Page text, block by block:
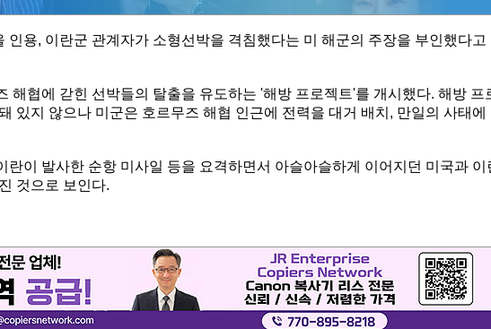
인용, 이란군 관계자가 소형선박을 격침했다는 미 해군의 주장을 부인했다고
해협에 갇힌 선박들의 탈출을 유도하는 '해방 프로젝트'를 개시했다. 해방 프
있지 않으나 미군은 호르무즈 해협 인근에 전력을 대거 배치, 만일의 사태에
란이 발사한 순항 미사일 등을 요격하면서 아슬아슬하게 이어지던 미국과 이
것으로 보인다.